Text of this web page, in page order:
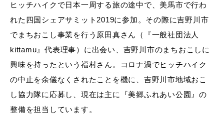
ヒッチハイクで日本一周する旅の途中で、美馬市で行わ
れた四国シェアサミット2019に参加。その際に吉野川市
でまちおこし事業を行う原田真さん（『一般社団法人
kittamu』代表理事）に出会い、吉野川市のまちおこしに
興味を持ったという福村さん。コロナ渦でヒッチハイク
の中止を余儀なくされたことを機に、吉野川市地域おこ
し協力隊に応募し、現在は主に『美郷ふれあい公園』の
整備を担当しています。